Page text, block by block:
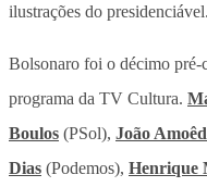
ilustrações do presidenciável.
Bolsonaro foi o décimo pré-
programa da TV Cultura.
Boulos (PSol), João
Dias (Podemos), Henrique